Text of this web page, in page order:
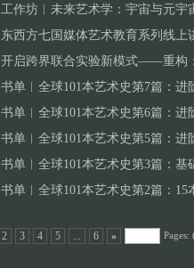
工作坊︱未来艺术学：宇宙与元宇宙——太空、
东西方七国媒体艺术教育系列线上
开启跨界联合实验新模式——重构：首届(2020)天
书单︱全球101本艺术史第7篇：进阶型艺
书单︱全球101本艺术史第6篇：进
书单︱全球101本艺术史第5篇：进
书单︱全球101本艺术史第3篇：基
书单︱全球101本艺术史第2篇：15本
2 3 4 5 ... 6 »